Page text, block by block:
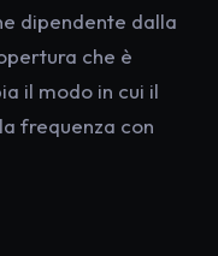
dipendente dalla
che è
il modo in cui il
frequenza con